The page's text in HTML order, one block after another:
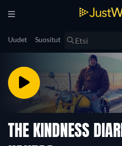
Uudet Suositut
THE KINDNESS